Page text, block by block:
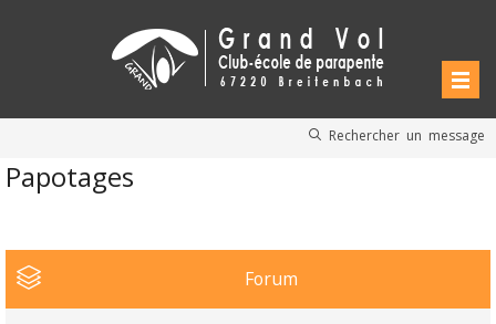
Rechercher un message
Papotages
Forum